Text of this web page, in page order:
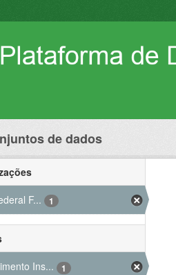
de dados
F...
1
Ins...
1